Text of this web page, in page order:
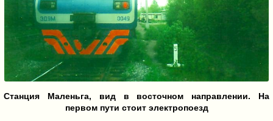
Станция Маленьга, вид в восточном направлении. На
первом пути стоит электропоезд